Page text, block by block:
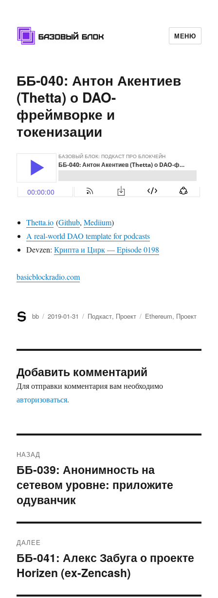
МЕНЮ
ББ-040: Антон Акентиев
(Thetta) о DAO-
фреймворке и
токенизации
Thetta.io (Github,Mediium)
A real-world DAO template for podcasts
Devzen:Крипта и Цирк — Episode 0198
basicblockradio.com
Автор
bb Опубликовано
2019-01-31 Рубрики
Подкаст, Проект Метки
Ethereum, Проект
Добавить комментарий
Для отправки комментария вам необходимо
авторизоваться.
по
записям
НАЗАД
Предыдущая
запись:
ББ-039: Анонимность на
сетевом уровне: приложите
одуванчик
ДАЛЕЕ
Следующая
запись:
ББ-041: Алекс Забуга о проекте
Horizen (ex-Zencash)